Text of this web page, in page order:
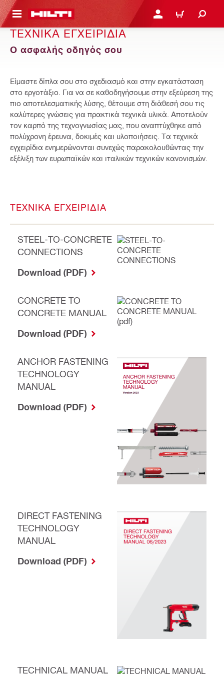
ΕΛΕΓΞΕΙΣ ΤΟ ΠΑΚΕΤΟ ΠΟΥ ΕΧΕΙΣ ΦΤΙΑΞΕΙ ΚΆΝΕ ΣΎΝΔΕΣΗ Ή
ΚΑΛΆΘΙ
ΤΕΧΝΙΚΆ ΕΓΧΕΙΡΊΔΙΑ
Ο ασφαλής οδηγός σου
Είμαστε δίπλα σου στο σχεδιασμό και στην εγκατάσταση
στο εργοτάξιο. Για να σε καθοδηγήσουμε στην εξεύρεση της
πιο αποτελεσματικής λύσης, θέτουμε στη διάθεσή σου τις
καλύτερες γνώσεις για πρακτικά τεχνικά υλικά. Αποτελούν
τον καρπό της τεχνογνωσίας μας, που αναπτύχθηκε από
πολύχρονη έρευνα, δοκιμές και υλοποιήσεις. Τα τεχνικά
εγχειρίδια ενημερώνονται συνεχώς παρακολουθώντας την
εξέλιξη των ευρωπαϊκών και ιταλικών τεχνικών κανονισμών.
ΤΕΧΝΙΚΆ ΕΓΧΕΙΡΊΔΙΑ
STEEL-TO-CONCRETE
CONNECTIONS
Download (PDF)
CONCRETE TO
CONCRETE MANUAL
Download (PDF)
ANCHOR FASTENING
TECHNOLOGY
MANUAL
Download (PDF)
DIRECT FASTENING
TECHNOLOGY
MANUAL
Download (PDF)
TECHNICAL MANUAL